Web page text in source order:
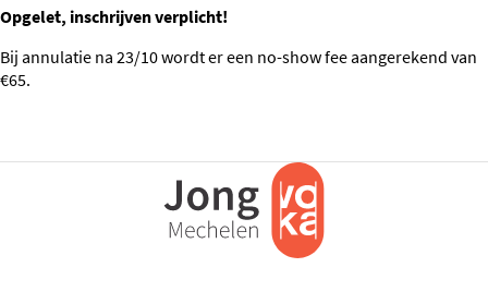
Opgelet, inschrijven verplicht!
Bij annulatie na 23/10 wordt er een no-show fee aangerekend van
€65.